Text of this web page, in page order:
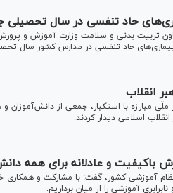
حاد تنفسی در سال تحصیلی
تربیت بدنی و سلامت وزارت آموزش و
تنفسی در مدارس کشور سال تحصیلی ۱۴۰۵-۱۴۰۴ را
انقلاب
ملّی مبارزه با استکبار، جمعی از
اسلامی دیدار کردند.
باکیفیت و عادلانه برای همه
آموزشی کشور، گفت: با مشارکت و همکاری
آموزشی را از میان برداریم.